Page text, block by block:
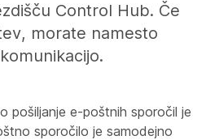
Control Hub. Če
morate namesto
pošiljanje e-poštnih sporočil je
sporočilo je samodejno